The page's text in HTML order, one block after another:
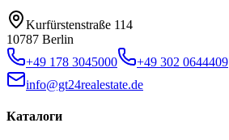
Kurfürstenstraße 114
10787 Berlin
+49 178 3045000
+49 302 0644409
info@gt24realestate.de
Каталоги